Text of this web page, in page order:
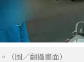
（圖／翻攝畫面）